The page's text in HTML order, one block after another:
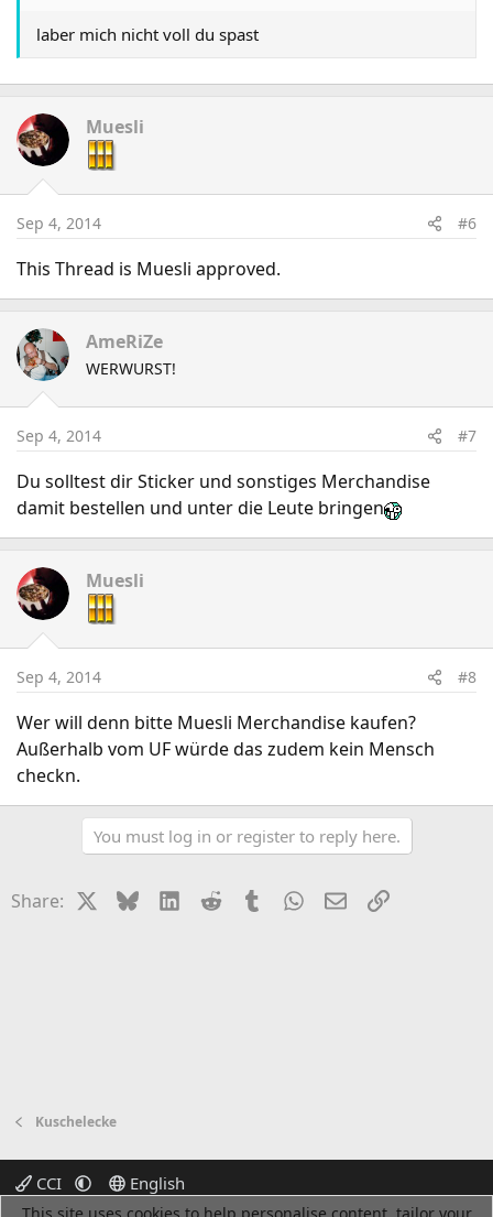
laber mich nicht voll du spast
Muesli
Sep 4, 2014 #6
This Thread is Muesli approved.
AmeRiZe
WERWURST!
Sep 4, 2014 #7
Du solltest dir Sticker und sonstiges Merchandise
damit bestellen und unter die Leute bringen
Muesli
Sep 4, 2014 #8
Wer will denn bitte Muesli Merchandise kaufen?
Außerhalb vom UF würde das zudem kein Mensch
checkn.
You must log in or register to reply here.
Share: BlueskyLinkedIn
Reddit TumblrWhatsApp
EmailLink
Kuschelecke
CCI
English